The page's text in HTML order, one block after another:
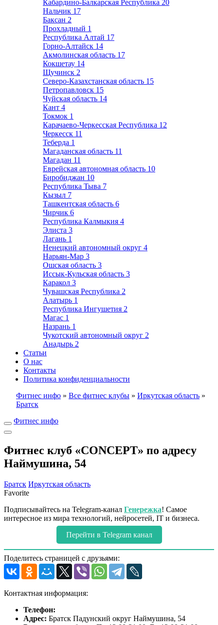
Кабардино-Балкарская Республика 20
Нальчик 17
Баксан 2
Прохладный 1
Республика Алтай 17
Горно-Алтайск 14
Акмолинская область 17
Кокшетау 14
Щучинск 2
Северо-Казахстанская область 15
Петропавловск 15
Чуйская область 14
Кант 4
Токмок 1
Карачаево-Черкесская Республика 12
Черкесск 11
Теберда 1
Магаданская область 11
Магадан 11
Еврейская автономная область 10
Биробиджан 10
Республика Тыва 7
Кызыл 7
Ташкентская область 6
Чирчик 6
Республика Калмыкия 4
Элиста 3
Лагань 1
Ненецкий автономный округ 4
Нарьян-Мар 3
Ошская область 3
Иссык-Кульская область 3
Каракол 3
Чувашская Республика 2
Алатырь 1
Республика Ингушетия 2
Магас 1
Назрань 1
Чукотский автономный округ 2
Анадырь 2
Статьи
О нас
Контакты
Политика конфиденциальности
Фитнес инфо » Все фитнес клубы » Иркутская область »
Братск
Фитнес инфо
Фитнес клуб «CONCEPT» по адресу
Наймушина, 54
Братск Иркутская область
Favorite
Подписывайтесь на Telegram-канал Генережка! Самое
интересное из мира технологий, нейросетей, IT и бизнеса.
Перейти в Telegram канал
Поделитесь страницей с друзьями:
Контактная информация:
Телефон:
Адрес: Братск Падунский округ Наймушина, 54